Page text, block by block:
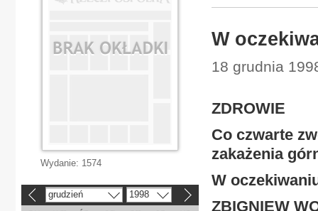
W
18 grudnia
ZDROWIE
Co czwarte
zakażenia
W
ZBIGNIEW
Wydanie: 1574
grudzień 1998